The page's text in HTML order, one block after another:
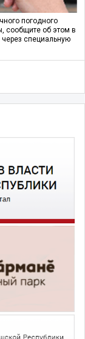
погодного
сообщите об этом в
специальную